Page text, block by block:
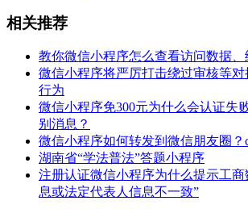
相关推荐
教你微信小程序怎么查看访问数据、
微信小程序将严厉打击绕过审核等
行为
微信小程序免300元为什么会认证失
别消息？
微信小程序如何转发到微信朋友圈？
湖南省“学法普法”答题小程序
注册认证微信小程序为什么提示工
息或法定代表人信息不一致”